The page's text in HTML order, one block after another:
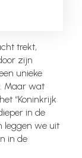
trekt,
zijn
unieke
Maar wat
“Koninkrijk
in de
leggen we uit
in de